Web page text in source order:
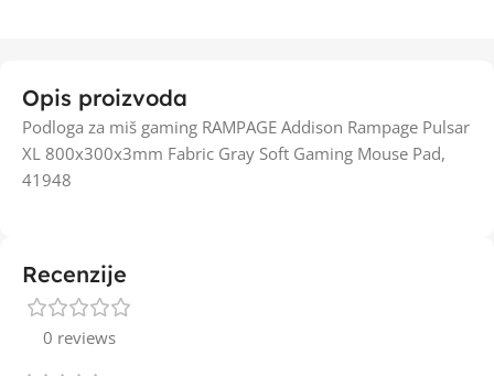
Opis proizvoda
Podloga za miš gaming RAMPAGE Addison Rampage Pulsar
XL 800x300x3mm Fabric Gray Soft Gaming Mouse Pad,
41948
Recenzije
0 reviews